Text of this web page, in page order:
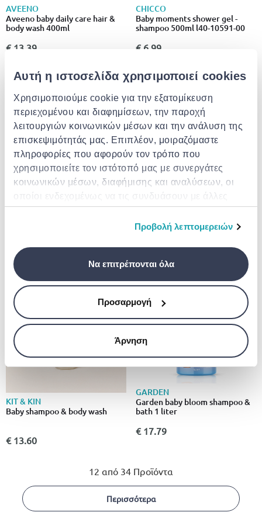
Αυτή η ιστοσελίδα χρησιμοποιεί cookies
Χρησιμοποιούμε cookie για την εξατομίκευση
περιεχομένου και διαφημίσεων, την παροχή
λειτουργιών κοινωνικών μέσων και την ανάλυση της
επισκεψιμότητάς μας. Επιπλέον, μοιραζόμαστε
πληροφορίες που αφορούν τον τρόπο που
χρησιμοποιείτε τον ιστότοπό μας με συνεργάτες
κοινωνικών μέσων, διαφήμισης και αναλύσεων, οι
οποίοι ενδεχομένως να τις συνδυάσουν με άλλες
πληροφορίες που τους έχετε παραχωρήσει ή τις
οποίες έχουν συλλέξει σε σχέση με την από μέρους
Προβολή λεπτομερειών
Να επιτρέπονται όλα
Προσαρμογή
Άρνηση
AVEENO
Aveeno baby daily care hair &
body wash 400ml
€ 13.39
CHICCO
Baby moments shower gel -
shampoo 500ml l40-10591-00
€ 6.99
Korres baby showergel and
Pureborn best of both 2 in 1
KIT & KIN
Baby shampoo & body wash
€ 13.60
GARDEN
Garden baby bloom shampoo &
bath 1 liter
€ 17.79
12 από 34 Προϊόντα
Περισσότερα